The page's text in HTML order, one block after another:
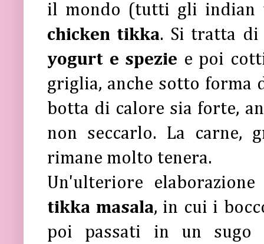
il mondo (tutti gli indian
chicken tikka. Si tratta
yogurt e spezie e poi
griglia, anche sotto forma
botta di calore sia forte,
non seccarlo. La carne,
rimane molto tenera.
Un'ulteriore
tikka masala, in cui i
poi passati in un sugo